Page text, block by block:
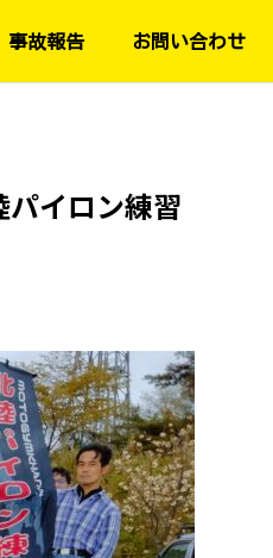
事故報告 お問い合わせ
イロン練習